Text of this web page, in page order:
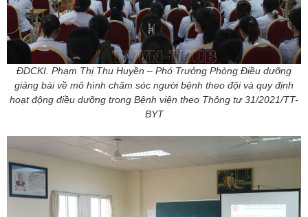
ĐDCKI. Phạm Thị Thu Huyền – Phó Trưởng Phòng Điều dưỡng
giảng bài về mô hình chăm sóc người bệnh theo đội và quy định
hoạt động điều dưỡng trong Bệnh viện theo Thông tư 31/2021/TT-
BYT